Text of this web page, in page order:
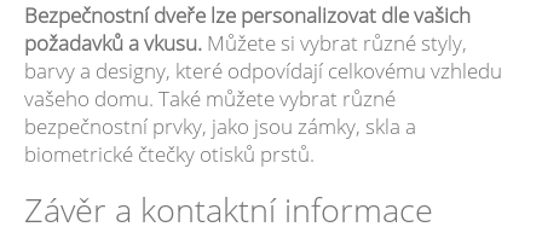
Bezpečnostní dveře lze personalizovat dle vašich
požadavků a vkusu. Můžete si vybrat různé styly,
barvy a designy, které odpovídají celkovému vzhledu
vašeho domu. Také můžete vybrat různé
bezpečnostní prvky, jako jsou zámky, skla a
biometrické čtečky otisků prstů.
Závěr a kontaktní informace